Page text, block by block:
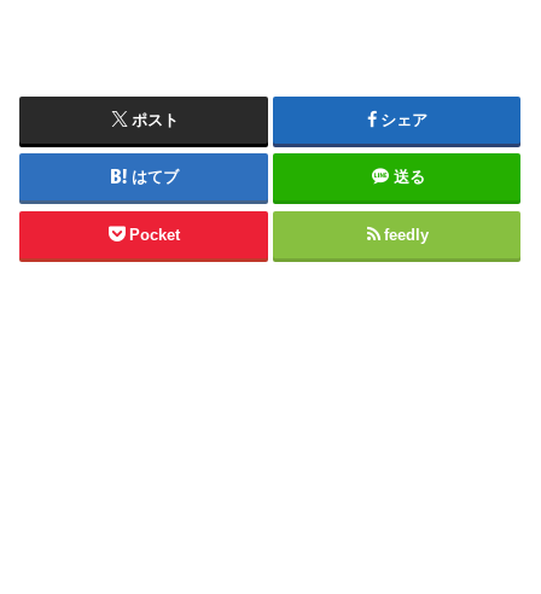
ポスト シェア
はてブ 送る
Pocket feedly